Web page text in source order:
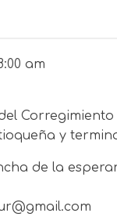
am
y
de la